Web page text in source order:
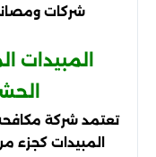
شركات
تعتمد شركة
المبيدات